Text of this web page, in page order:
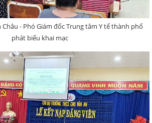
Châu - Phó Giám đốc Trung tâm Y tế thành phố
phát biểu khai mạc